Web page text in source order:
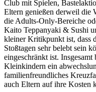
Club mit Spielen,
Eltern genießen derweil die
die Adults-Only-Bereiche
Kaito Teppanyaki & Sushi
kleiner Kritikpunkt ist, dass
Stoßtagen sehr belebt sein
eingeschränkt ist.
Kleinkindern ein
familienfreundliches
auch Eltern auf ihre Kosten